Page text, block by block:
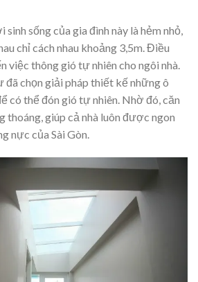
sống của gia đình này là hẻm nhỏ,
chỉ cách nhau khoảng 3,5m. Điều
việc thông gió tự nhiên cho ngôi nhà.
đã chọn giải pháp thiết kế những ô
có thể đón gió tự nhiên. Nhờ đó, căn
thoáng, giúp cả nhà luôn được ngon
nực của Sài Gòn.